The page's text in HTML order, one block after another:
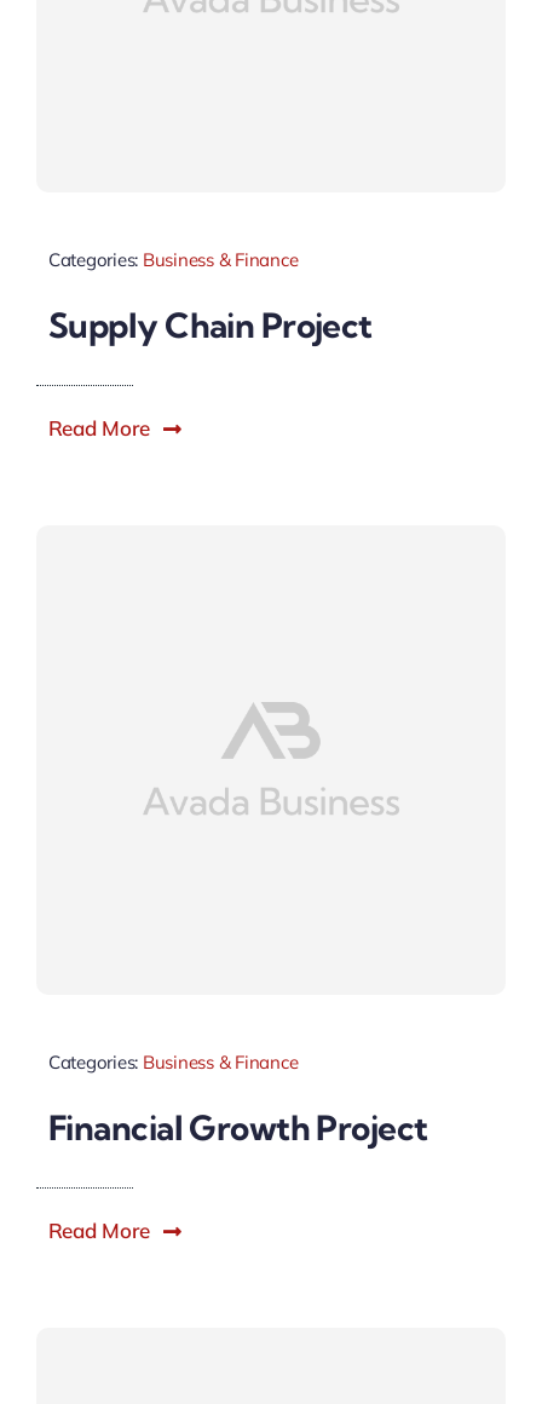
Categories: Business & Finance
Supply Chain Project
Read More
Categories: Business & Finance
Financial Growth Project
Read More